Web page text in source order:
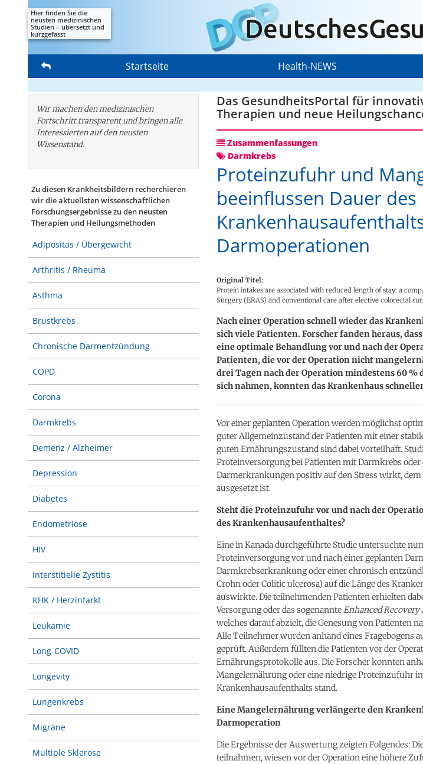
Hier finden Sie die
neusten medizinischen
Studien – übersetzt und
kurzgefasst
Startseite Health-NEWS
Wir machen den medizinischen
Fortschritt transparent und bringen alle
Interessierten auf den neusten
Wissenstand.
Zu diesen Krankheitsbildern recherchieren
wir die aktuellsten wissenschaftlichen
Forschungs­ergebnisse zu den neusten
Therapien und Heilungsmethoden
Adipositas / Übergewicht
Arthritis / Rheuma
Asthma
Brustkrebs
Chronische Darmentzündung
COPD
Corona
Darmkrebs
Demenz / Alzheimer
Depression
Diabetes
Endometriose
HIV
Interstitielle Zystitis
KHK / Herzinfarkt
Leukämie
Long-COVID
Longevity
Lungenkrebs
Migräne
Multiple Sklerose
Das GesundheitsPortal für
Therapien und neue
Zusammenfassungen
Darmkrebs
Proteinzufuhr und
beeinflussen Dauer des
Darmoperationen
Original Titel:
Protein intakes are associated with reduced length of stay: a
Surgery (ERAS) and conventional care after elective colorectal
Nach einer Operation schnell wieder das
sich viele Patienten. Forscher fanden heraus,
eine optimale Behandlung vor und nach der
Patienten, die vor der Operation nicht
drei Tagen nach der Operation mindestens 60
sich nahmen, konnten das Krankenhaus
Vor einer geplanten Operation werden möglichst
guter Allgemeinzustand der Patienten mit einer
guten Ernährungszustand sind dabei vorteilhaft.
Proteinversorgung bei Patienten mit Darmkrebs
Darmerkrankungen positiv auf den Stress wirkt,
ausgesetzt ist.
Steht die Proteinzufuhr vor und nach der
des Krankenhausaufenthaltes?
Eine in Kanada durchgeführte Studie untersuchte
Proteinversorgung vor und nach einer geplanten
Darmkrebserkrankung oder einer chronisch
Crohn oder Colitic ulcerosa) auf die Länge des
auswirkte. Die teilnehmenden Patienten erhielten
Versorgung oder das sogenannteEnhanced Recovery
welches darauf abzielt, die Genesung von Patienten
Alle Teilnehmer wurden anhand eines Fragebogens
geprüft. Außerdem füllten die Patienten vor der
Ernährungsprotokolle aus. Die Forscher konnten
Mangelernährung oder eine niedrige Proteinzufuhr
Krankenhausaufenthalts stand.
Eine Mangelernährung verlängerte den
Darmoperation
Die Ergebnisse der Auswertung zeigten Folgendes:
teilnahmen, wiesen vor der Operation eine höhere